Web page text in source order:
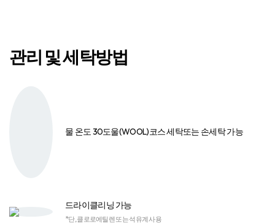
관리 및 세탁방법
물 온도 30도울(WOOL)코스 세탁또는 손세탁 가능
드라이클리닝 가능
*단, 클로로에틸렌 또는 석유계 사용